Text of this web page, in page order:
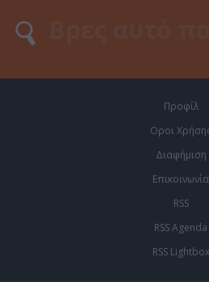
Προφίλ
Οροι
Διαφήμιση
Επικοινωνία
RSS
RSS Agenda
RSS Lightbox